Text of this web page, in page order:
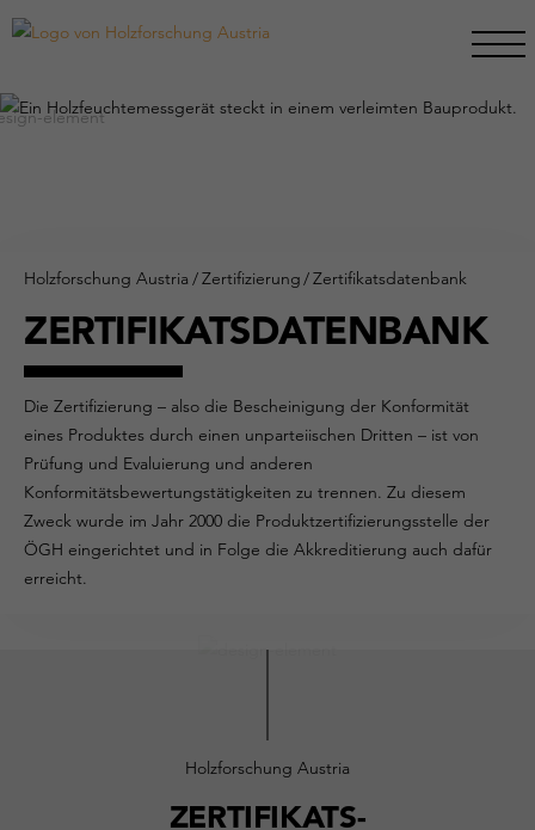
Holzforschung Austria /Zertifizierung/Zertifikatsdatenbank
ZERTIFIKATSDATENBANK
Die Zertifizierung – also die Bescheinigung der Konformität
eines Produktes durch einen unparteiischen Dritten – ist von
Prüfung und Evaluierung und anderen
Konformitätsbewertungstätigkeiten zu trennen. Zu diesem
Zweck wurde im Jahr 2000 die Produktzertifizierungsstelle der
ÖGH eingerichtet und in Folge die Akkreditierung auch dafür
erreicht.
Holzforschung Austria
ZERTIFIKATS-